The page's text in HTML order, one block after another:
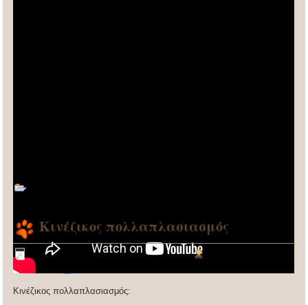
Κινέζικος πολλαπλασιασμός
Δημοσιεύθηκε : Τετάρτη, 16 Μάρτιος 2016 22:07|
Super User
Κινέζικος πολλαπλασιασμός: